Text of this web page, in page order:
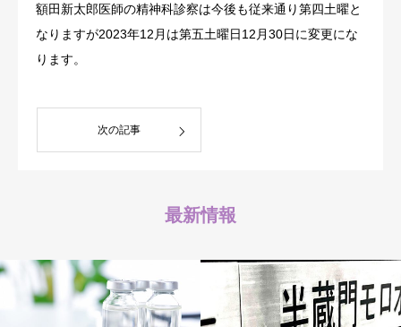
額田新太郎医師の精神科診察は今後も従来通り第四土曜と
なりますが2023年12月は第五土曜日12月30日に変更にな
ります。
次の記事
最新情報